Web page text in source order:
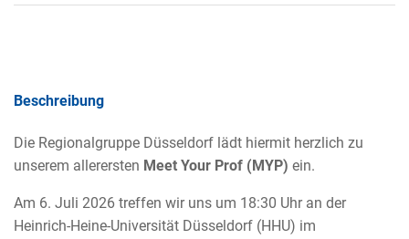
Beschreibung
Die Regionalgruppe Düsseldorf lädt hiermit herzlich zu
unserem allerersten Meet Your Prof (MYP) ein.
Am 6. Juli 2026 treffen wir uns um 18:30 Uhr an der
Heinrich-Heine-Universität Düsseldorf (HHU) im